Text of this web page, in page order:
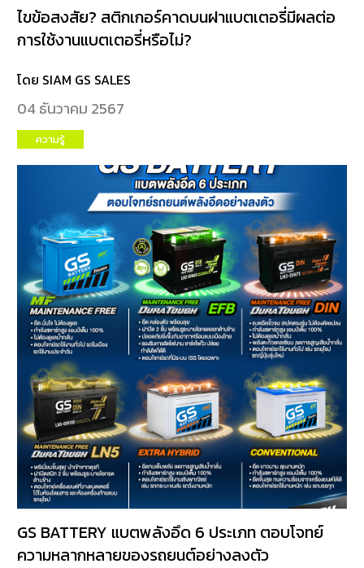
ไขข้อสงสัย? สติกเกอร์คาดบนฝาแบตเตอรี่มีผลต่อ
การใช้งานแบตเตอรี่หรือไม่?
โดย SIAM GS SALES
04 ธันวาคม 2567
ความรู้
GS BATTERY แบตพลังอึด 6 ประเภท ตอบโจทย์
ความหลากหลายของรถยนต์อย่างลงตัว